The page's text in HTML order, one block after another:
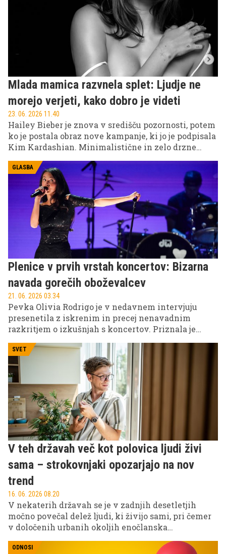
Mlada mamica razvnela splet: Ljudje ne
morejo verjeti, kako dobro je videti
23. 06. 2026 11.40
Hailey Bieber je znova v središču pozornosti, potem
ko je postala obraz nove kampanje, ki jo je podpisala
Kim Kardashian. Minimalistične in zelo drzne
val navdušenja med oboževalci, ki pravijo, da
manekenka "izgleda bolje kot kadarkoli prej".
GLASBA
Plenice v prvih vrstah koncertov: Bizarna
navada gorečih oboževalcev
21. 06. 2026 03.34
Pevka Olivia Rodrigo je v nedavnem intervjuju
presenetila z iskrenim in precej nenavadnim
razkritjem o izkušnjah s koncertov. Priznala je
namreč, da naj bi na svojih nastopih opazila in celo
zavohala oboževalce, ki nosijo plenice, da bi
obdržali mesto v prvi vrsti.
SVET
V teh državah več kot polovica ljudi živi
sama – strokovnjaki opozarjajo na nov
trend
16. 06. 2026 08.20
V nekaterih državah se je v zadnjih desetletjih
močno povečal delež ljudi, ki živijo sami, pri čemer
v določenih urbanih okoljih enočlanska
gospodinjstva predstavljajo celo več kot polovico
vseh oblik bivanja.
ODNOSI